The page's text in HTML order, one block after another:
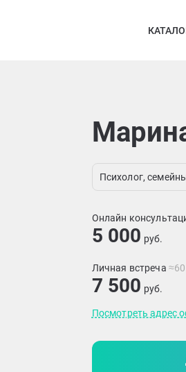
Психолог,
Онлайн
5 000 руб.
Личная встреча
7 500 руб.
Посмотреть адрес